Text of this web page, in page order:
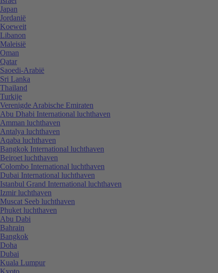
Japan
Jordanië
Koeweit
Libanon
Maleisië
Oman
Qatar
Saoedi-Arabië
Sri Lanka
Thailand
Turkije
Verenigde Arabische Emiraten
Abu Dhabi International luchthaven
Amman luchthaven
Antalya luchthaven
Aqaba luchthaven
Bangkok International luchthaven
Beiroet luchthaven
Colombo International luchthaven
Dubai International luchthaven
Istanbul Grand International luchthaven
Izmir luchthaven
Muscat Seeb luchthaven
Phuket luchthaven
Abu Dabi
Bahrain
Bangkok
Doha
Dubai
Kuala Lumpur
Kyoto